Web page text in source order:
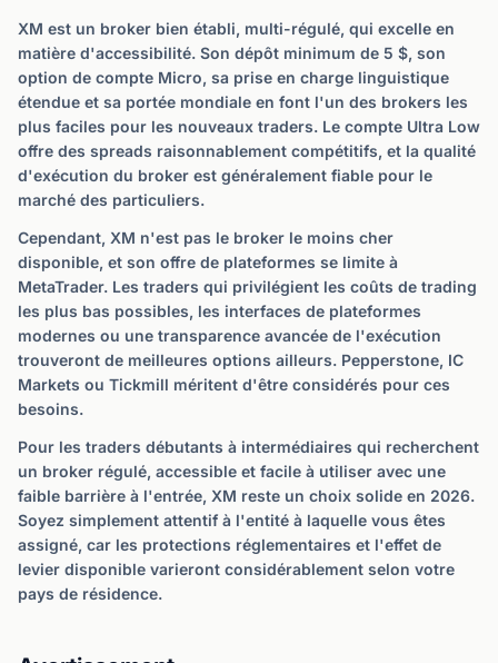
XM est un broker bien établi, multi-régulé, qui excelle en
matière d'accessibilité. Son dépôt minimum de 5 $, son
option de compte Micro, sa prise en charge linguistique
étendue et sa portée mondiale en font l'un des brokers les
plus faciles pour les nouveaux traders. Le compte Ultra Low
offre des spreads raisonnablement compétitifs, et la qualité
d'exécution du broker est généralement fiable pour le
marché des particuliers.
Cependant, XM n'est pas le broker le moins cher
disponible, et son offre de plateformes se limite à
MetaTrader. Les traders qui privilégient les coûts de trading
les plus bas possibles, les interfaces de plateformes
modernes ou une transparence avancée de l'exécution
trouveront de meilleures options ailleurs. Pepperstone, IC
Markets ou Tickmill méritent d'être considérés pour ces
besoins.
Pour les traders débutants à intermédiaires qui recherchent
un broker régulé, accessible et facile à utiliser avec une
faible barrière à l'entrée, XM reste un choix solide en 2026.
Soyez simplement attentif à l'entité à laquelle vous êtes
assigné, car les protections réglementaires et l'effet de
levier disponible varieront considérablement selon votre
pays de résidence.